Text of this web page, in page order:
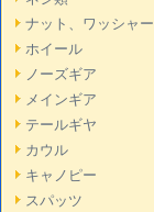
ナット、ワッシャー
ホイール
ノーズギア
メインギア
テールギヤ
カウル
キャノピー
スパッツ